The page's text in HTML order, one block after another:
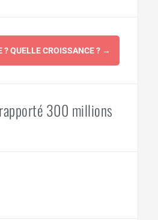
QUELLE CROISSANCE ? →
300 millions